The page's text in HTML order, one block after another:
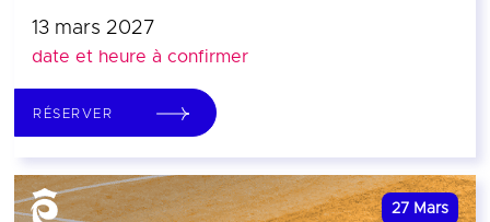
13 mars 2027
date et heure à confirmer
RÉSERVER
27 Mars